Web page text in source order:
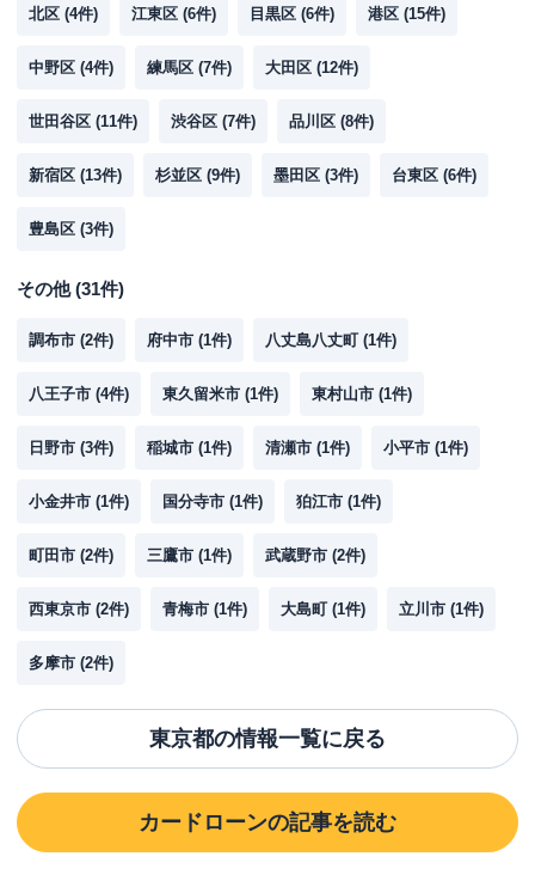
北区 (4件) 江東区 (6件) 目黒区 (6件) 港区 (15件)
中野区 (4件) 練馬区 (7件) 大田区 (12件)
世田谷区 (11件) 渋谷区 (7件) 品川区 (8件)
新宿区 (13件) 杉並区 (9件) 墨田区 (3件) 台東区 (6件)
豊島区 (3件)
その他(31件)
調布市 (2件) 府中市 (1件) 八丈島八丈町 (1件)
八王子市 (4件) 東久留米市 (1件) 東村山市 (1件)
日野市 (3件) 稲城市 (1件) 清瀬市 (1件) 小平市 (1件)
小金井市 (1件) 国分寺市 (1件) 狛江市 (1件)
町田市 (2件) 三鷹市 (1件) 武蔵野市 (2件)
西東京市 (2件) 青梅市 (1件) 大島町 (1件) 立川市 (1件)
多摩市 (2件)
東京都の情報一覧に戻る
カードローンの記事を読む